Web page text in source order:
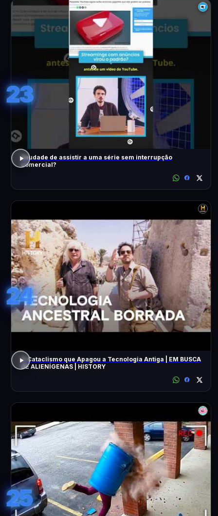
23
Saudade de assistir a uma série sem interrupção
comercial?
24
O Cataclismo que Apagou a Tecnologia Antiga | EM BUSCA
DE ALIENÍGENAS | HISTORY
25